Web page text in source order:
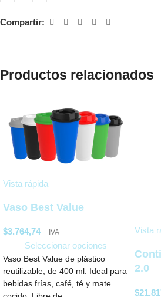
Compartir:
Productos relacionados
Vista rápida
Vaso Best Value
$3.764,74 + IVA
Seleccionar opciones
Vaso Best Value de plástico
reutilizable, de 400 ml. Ideal para
bebidas frías, café, té y mate
Vista
2.0
$